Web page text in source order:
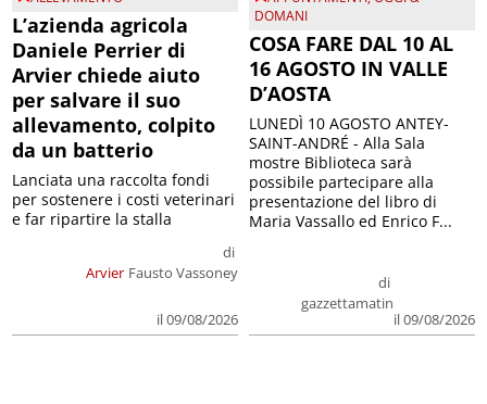
L’azienda agricola
Daniele Perrier di
Arvier chiede aiuto
per salvare il suo
allevamento, colpito
da un batterio
Arvier
di
Fausto Vassoney
il 09/08/2026
Lanciata una raccolta fondi
per sostenere i costi veterinari
e far ripartire la stalla
DOMANI
COSA FARE DAL 10 AL
16 AGOSTO IN VALLE
D’AOSTA
di
gazzettamatin
il 09/08/2026
LUNEDÌ 10 AGOSTO ANTEY-
SAINT-ANDRÉ - Alla Sala
mostre Biblioteca sarà
possibile partecipare alla
presentazione del libro di
Maria Vassallo ed Enrico F...